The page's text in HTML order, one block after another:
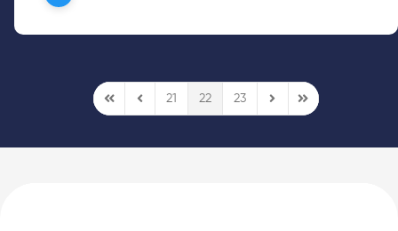
nörotransmitter) üreten nöronların (dopaminerjik
First PagePrevious Page
21 22 23
Next PageLast Page